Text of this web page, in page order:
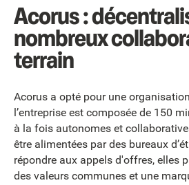
Acorus :
nombreux
terrain
Acorus a opté pour une
l’entreprise est composée de 150
à la fois autonomes et
être alimentées par des bureaux
répondre aux appels d'offres, elles
des valeurs communes et une